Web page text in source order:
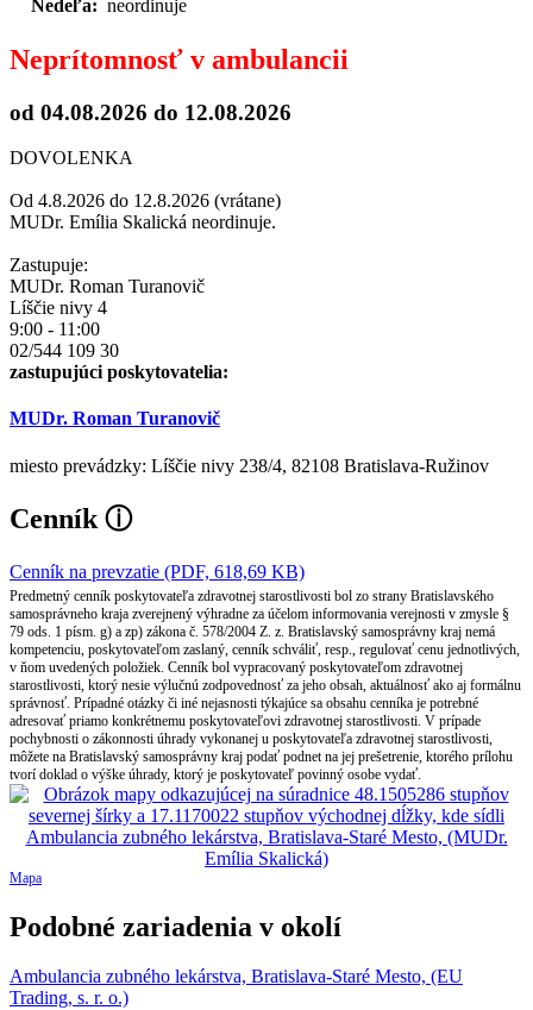
Nedeľa: neordinuje
Neprítomnosť v ambulancii
od 04.08.2026 do 12.08.2026
DOVOLENKA
Od 4.8.2026 do 12.8.2026 (vrátane)
MUDr. Emília Skalická neordinuje.
Zastupuje:
MUDr. Roman Turanovič
Líščie nivy 4
9:00 - 11:00
02/544 109 30
zastupujúci poskytovatelia:
MUDr. Roman Turanovič
miesto prevádzky: Líščie nivy 238/4, 82108 Bratislava-Ružinov
Cenník ⓘ
Cenník na prevzatie (PDF, 618,69 KB)
Predmetný cenník poskytovateľa zdravotnej starostlivosti bol zo strany Bratislavského
samosprávneho kraja zverejnený výhradne za účelom informovania verejnosti v zmysle §
79 ods. 1 písm. g) a zp) zákona č. 578/2004 Z. z. Bratislavský samosprávny kraj nemá
kompetenciu, poskytovateľom zaslaný, cenník schváliť, resp., regulovať cenu jednotlivých,
v ňom uvedených položiek. Cenník bol vypracovaný poskytovateľom zdravotnej
starostlivosti, ktorý nesie výlučnú zodpovednosť za jeho obsah, aktuálnosť ako aj formálnu
správnosť. Prípadné otázky či iné nejasnosti týkajúce sa obsahu cenníka je potrebné
adresovať priamo konkrétnemu poskytovateľovi zdravotnej starostlivosti. V prípade
pochybnosti o zákonnosti úhrady vykonanej u poskytovateľa zdravotnej starostlivosti,
môžete na Bratislavský samosprávny kraj podať podnet na jej prešetrenie, ktorého prílohu
tvorí doklad o výške úhrady, ktorý je poskytovateľ povinný osobe vydať.
Mapa
Podobné zariadenia v okolí
Ambulancia zubného lekárstva, Bratislava-Staré Mesto, (EU
Trading, s. r. o.)